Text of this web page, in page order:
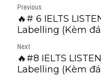
Previous
🔥# 6 IELTS
Labelling (Kèm
Next
🔥#8 IELTS
Labelling (Kèm